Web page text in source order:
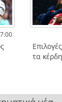
τα κέρδη